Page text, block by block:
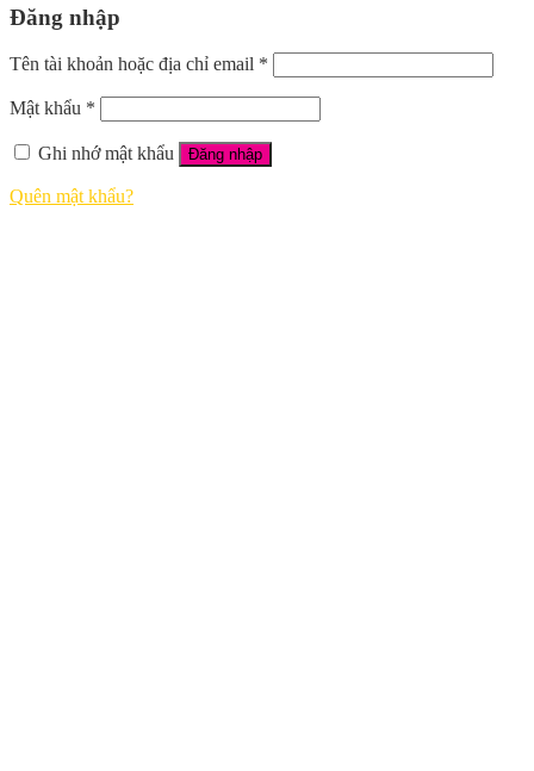
Đăng nhập
Tên tài khoản hoặc địa chỉ email *
Mật khẩu *
Ghi nhớ mật khẩu Đăng nhập
Quên mật khẩu?